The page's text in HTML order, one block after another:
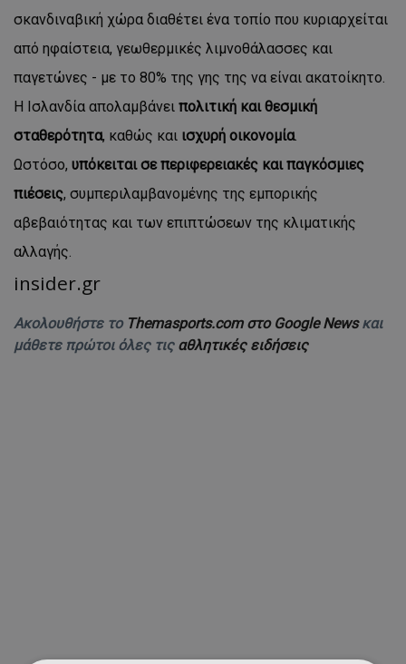
σκανδιναβική χώρα διαθέτει ένα τοπίο που κυριαρχείται
από ηφαίστεια, γεωθερμικές λιμνοθάλασσες και
παγετώνες - με το 80% της γης της να είναι ακατοίκητο.
Η Ισλανδία απολαμβάνει πολιτική και θεσμική
σταθερότητα, καθώς και ισχυρή οικονομία.
Ωστόσο, υπόκειται σε περιφερειακές και παγκόσμιες
πιέσεις, συμπεριλαμβανομένης της εμπορικής
αβεβαιότητας και των επιπτώσεων της κλιματικής
αλλαγής.
insider.gr
Ακολουθήστε το Themasports.com στο Google Newsκαι
μάθετε πρώτοι όλες τις αθλητικές ειδήσεις